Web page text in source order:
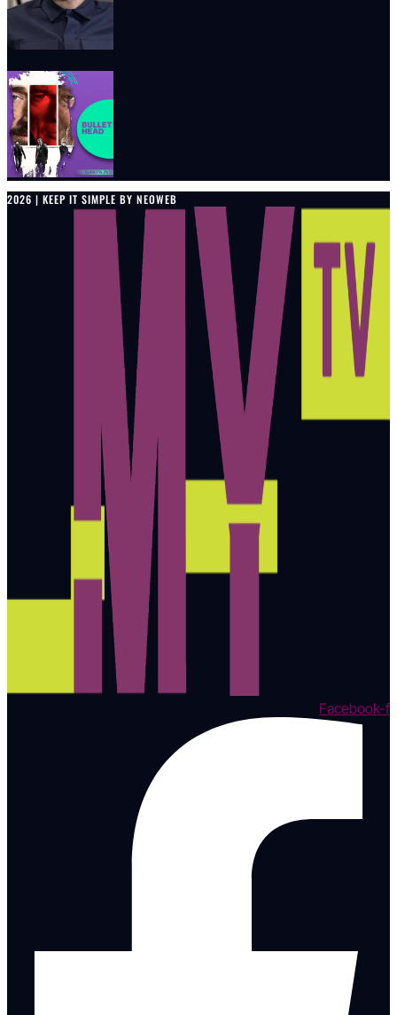
2026 | KEEP IT SIMPLE BY NEOWEB
Facebook-f